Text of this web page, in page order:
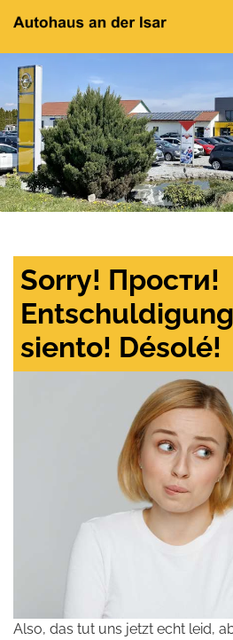
Sorry! Прости!
siento! Désolé!
Also, das tut uns jetzt echt leid,